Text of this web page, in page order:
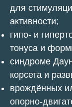
для
активности;
гипо- и
тонуса и
синдроме
корсета и
врождённых
опорно-